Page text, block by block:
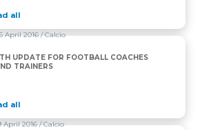
all
April 2016/ Calcio
UPDATE FOR FOOTBALL COACHES
TRAINERS
all
April 2016/ Calcio